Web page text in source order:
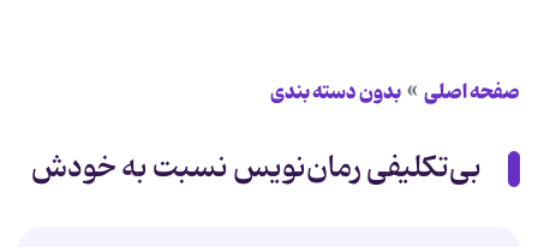
صفحه اصلی بدون دسته بندی
بی‌تکلیفی رمان‌نویس نسبت به خودش